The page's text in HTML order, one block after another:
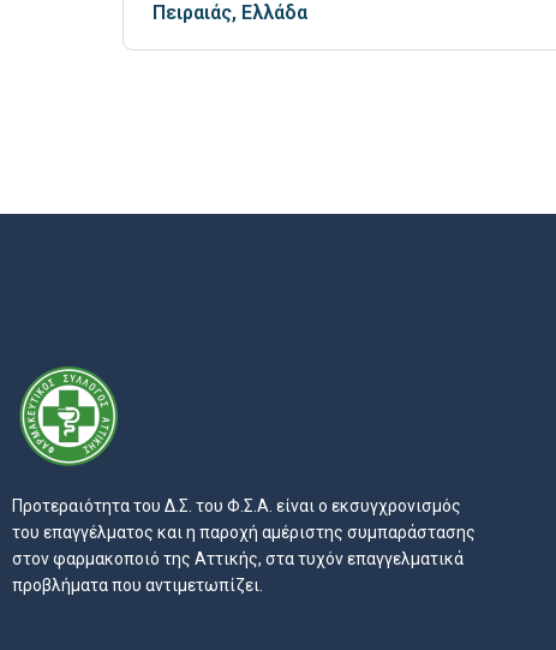
Πειραιάς, Ελλάδα
Προτεραιότητα του Δ.Σ. του Φ.Σ.Α. είναι ο εκσυγχρονισμός
του επαγγέλματος και η παροχή αμέριστης συμπαράστασης
στον φαρμακοποιό της Αττικής, στα τυχόν επαγγελματικά
προβλήματα που αντιμετωπίζει.